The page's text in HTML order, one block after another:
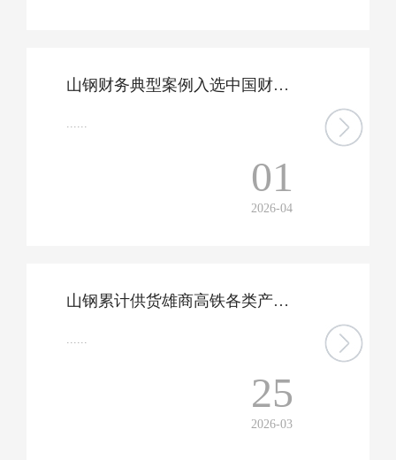
山钢财务典型案例入选中国财协风险合规管理实践案例集
......
01
2026-04
山钢累计供货雄商高铁各类产品超10万吨
......
25
2026-03